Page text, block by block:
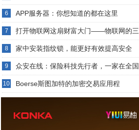
6 APP服务器：你想知道的都在这里
7 打开物联网这扇财富大门——物联网的三
8 家中安装指纹锁，能更好有效提高安全
9 众安在线：保险科技先行者，一家在全国
10 Boerse斯图加特的加密交易应用程